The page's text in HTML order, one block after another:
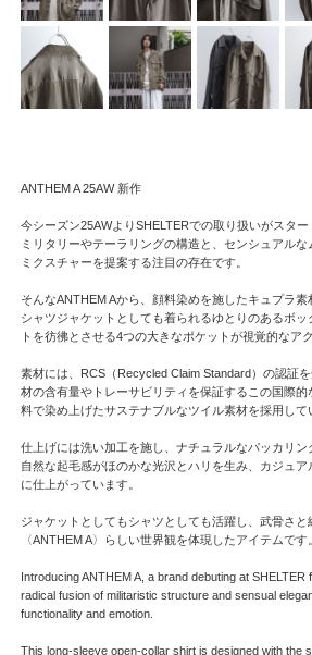
SHINYAKOZUKA
soe
STUDIO
th products
URU
VOAAOV
YOKO
OTHERS
ANTHEM A 25AW 新作
今シーズン25AWよりSHELTERでの取り扱いがスター
ミリタリーやテーラリングの構造と、センシュアル
ミクスチャーを提案する注目の存在です。
そんなANTHEM Aから、顔料染めを施したキュプラ素
シャツジャケットとしても着られるゆとりのあるボ
トを彷彿とさせる4つの大きなポケットが視覚的なア
素材には、RCS（Recycled Claim Standard）の認証
材の含有量やトレーサビリティを保証するこの国際
料で染め上げたサステナブルなツイル素材を採用して
仕上げには洗い加工を施し、ナチュラルなパッカリ
自然な起毛感がほのかな光沢とハリを生み、カジュ
に仕上がっています。
ジャケットとしてもシャツとしても活躍し、武骨さ
〈ANTHEM A〉らしい世界観を体現したアイテムです。
Introducing ANTHEM A, a brand debuting at
radical fusion of militaristic structure and sensual
functionality and emotion.
This long-sleeve open-collar shirt is designed with the